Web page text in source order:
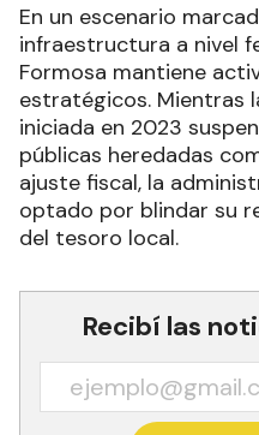
En un escenario
infraestructura a nivel
Formosa mantiene
estratégicos. Mientras
iniciada en 2023
públicas heredadas
ajuste fiscal, la
optado por blindar su
del tesoro local.
Recibí las